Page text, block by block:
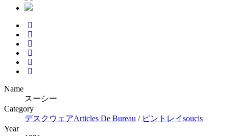
Name
スーシー
Category
デスクウェアArticles De Bureau / ピントレイsoucis
Year